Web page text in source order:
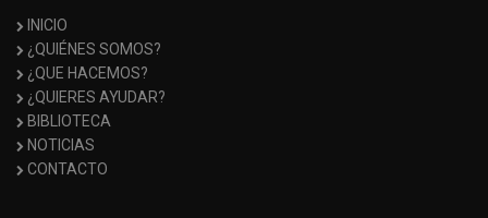
INICIO
¿QUIÉNES SOMOS?
¿QUE HACEMOS?
¿QUIERES AYUDAR?
BIBLIOTECA
NOTICIAS
CONTACTO